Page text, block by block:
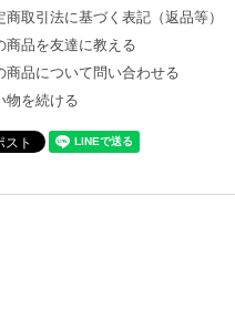
商取引法に基づく表記（返品等）
商品を友達に教える
商品について問い合わせる
物を続ける